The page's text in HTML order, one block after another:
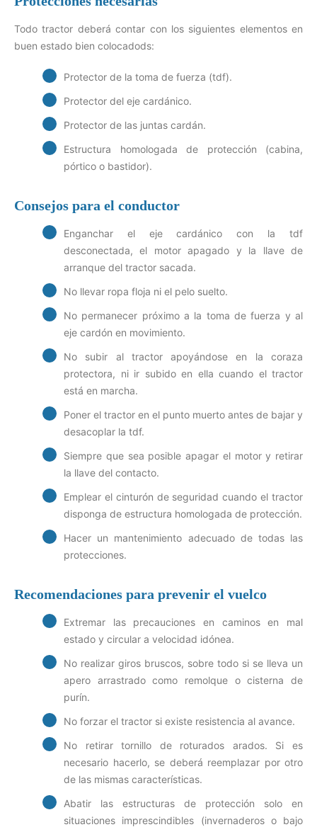
Todo tractor deberá contar con los siguientes elementos en
buen estado bien colocadods:
Protector de la toma de fuerza (tdf).
Protector del eje cardánico.
Protector de las juntas cardán.
Estructura homologada de protección (cabina,
pórtico o bastidor).
Consejos para el conductor
Enganchar el eje cardánico con la tdf
desconectada, el motor apagado y la llave de
arranque del tractor sacada.
No llevar ropa floja ni el pelo suelto.
No permanecer próximo a la toma de fuerza y al
eje cardón en movimiento.
No subir al tractor apoyándose en la coraza
protectora, ni ir subido en ella cuando el tractor
está en marcha.
Poner el tractor en el punto muerto antes de bajar y
desacoplar la tdf.
Siempre que sea posible apagar el motor y retirar
la llave del contacto.
Emplear el cinturón de seguridad cuando el tractor
disponga de estructura homologada de protección.
Hacer un mantenimiento adecuado de todas las
protecciones.
Recomendaciones para prevenir el vuelco
Extremar las precauciones en caminos en mal
estado y circular a velocidad idónea.
No realizar giros bruscos, sobre todo si se lleva un
apero arrastrado como remolque o cisterna de
purín.
No forzar el tractor si existe resistencia al avance.
No retirar tornillo de roturados arados. Si es
necesario hacerlo, se deberá reemplazar por otro
de las mismas características.
Abatir las estructuras de protección solo en
situaciones imprescindibles (invernaderos o bajo